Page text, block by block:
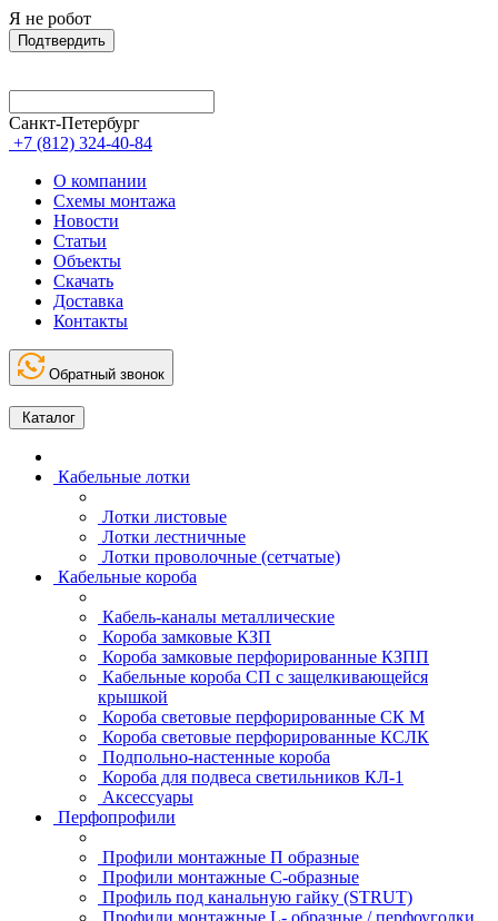
Я не робот
Подтвердить
Санкт-Петербург
+7 (812) 324-40-84
О компании
Схемы монтажа
Новости
Статьи
Объекты
Скачать
Доставка
Контакты
Обратный звонок
Каталог
Кабельные лотки
Лотки листовые
Лотки лестничные
Лотки проволочные (сетчатые)
Кабельные короба
Кабель-каналы металлические
Короба замковые КЗП
Короба замковые перфорированные КЗПП
Кабельные короба СП с защелкивающейся
крышкой
Короба световые перфорированные СК М
Короба световые перфорированные КСЛК
Подпольно-настенные короба
Короба для подвеса светильников КЛ-1
Аксессуары
Перфопрофили
Профили монтажные П образные
Профили монтажные C-образные
Профиль под канальную гайку (STRUT)
Профили монтажные L- образные / перфоуголки